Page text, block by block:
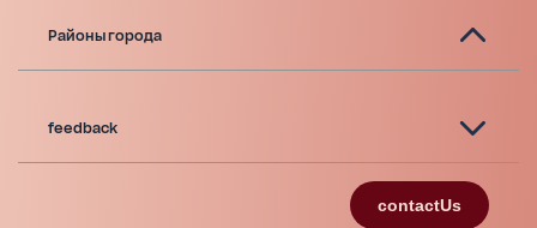
Районы города
feedback
contactUs